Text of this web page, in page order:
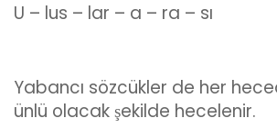
U – lus – lar – a – ra – sı
Yabancı sözcükler de her
ünlü olacak şekilde hecelenir.